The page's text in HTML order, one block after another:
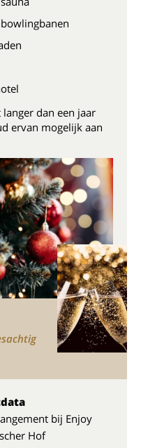
dan een jaar
ervan mogelijk aan
bij Enjoy
Hof